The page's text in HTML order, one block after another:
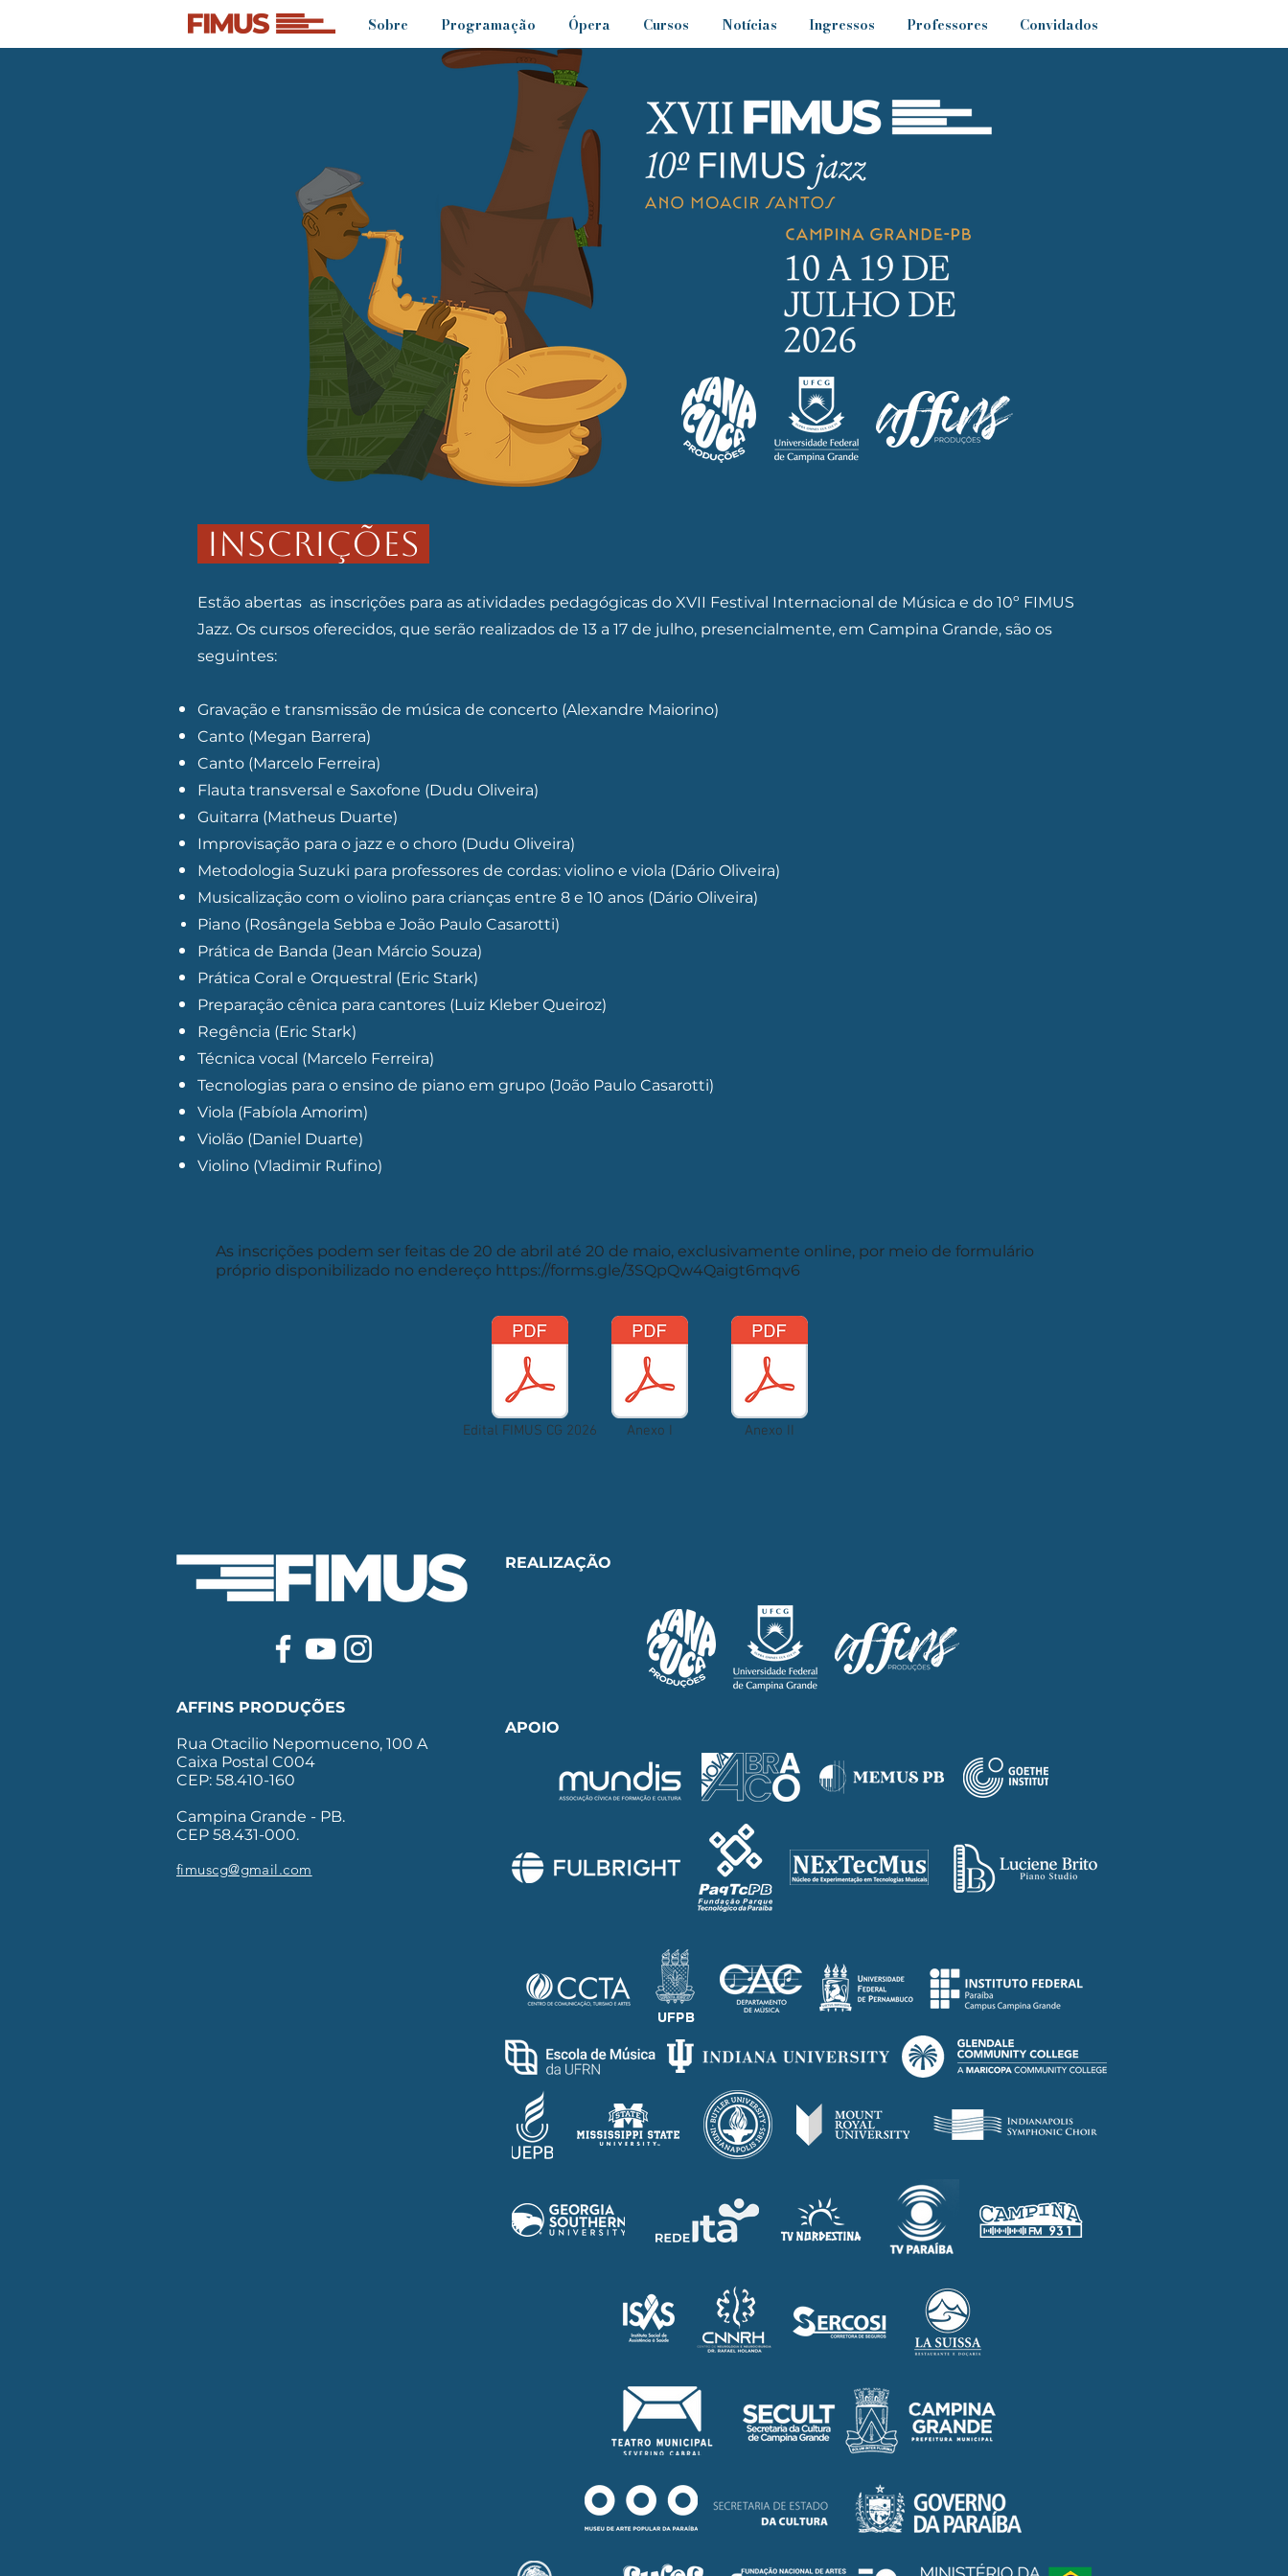
Sobre Programação Ópera Cursos Notícias Ingressos Professores Convidados
INSCRIÇÕES
Estão abertas as inscrições para as atividades pedagógicas do XVII Festival Internacional de Música e do 10º FIMUS
Jazz. Os cursos oferecidos, que serão realizados de 13 a 17 de julho, presencialmente, em Campina Grande, são os
seguintes:
​Gravação e transmissão de música de concerto (Alexandre Maiorino)
Canto (Megan Barrera)
Canto (Marcelo Ferreira)
Flauta transversal e Saxofone (Dudu Oliveira)
Guitarra (Matheus Duarte)
Improvisação para o jazz e o choro (Dudu Oliveira)
Metodologia Suzuki para professores de cordas: violino e viola (Dário Oliveira)
Musicalização com o violino para crianças entre 8 e 10 anos (Dário Oliveira)
⁠Piano (Rosângela Sebba e João Paulo Casarotti)
Prática de Banda (Jean Márcio Souza)
Prática Coral e Orquestral (Eric Stark)
Preparação cênica para cantores (Luiz Kleber Queiroz)
Regência (Eric Stark)
​Técnica vocal (Marcelo Ferreira)
Tecnologias para o ensino de piano em grupo (João Paulo Casarotti)
Viola (Fabíola Amorim)
Violão (Daniel Duarte)
Violino (Vladimir Rufino)​
As inscrições podem ser feitas de 20 de abril até 20 de maio, exclusivamente online, por meio de formulário
próprio disponibilizado no endereço https://forms.gle/3SQpQw4Qaigt6mqv6
Edital FIMUS CG 2026 Anexo I Anexo II
AFFINS PRODUÇÕES
Rua Otacilio Nepomuceno, 100 A
Caixa Postal C004
CEP: 58.410-160
Campina Grande - PB.
CEP 58.431-000.
fimuscg@gmail.com
REALIZAÇÃO
APOIO
UFPB